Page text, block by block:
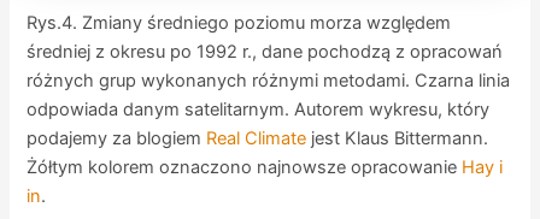
Rys.4. Zmiany średniego poziomu morza względem
średniej z okresu po 1992 r., dane pochodzą z opracowań
różnych grup wykonanych różnymi metodami. Czarna linia
odpowiada danym satelitarnym. Autorem wykresu, który
podajemy za blogiem Real Climate jest Klaus Bittermann.
Żółtym kolorem oznaczono najnowsze opracowanie Hay i
in.